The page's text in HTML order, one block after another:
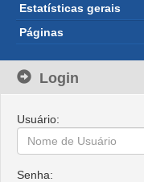
Estatísticas gerais
Páginas
Login
Usuário:
Senha: